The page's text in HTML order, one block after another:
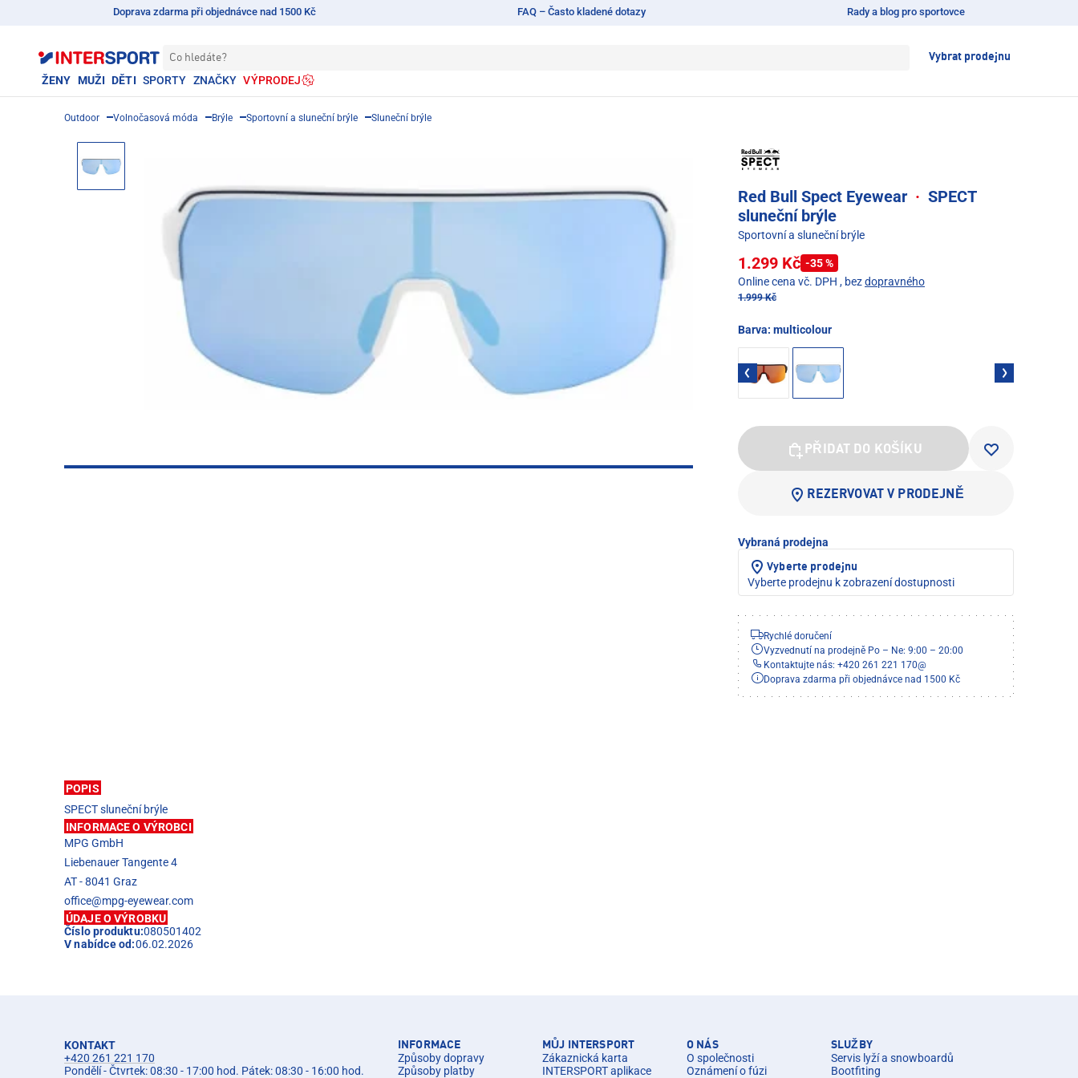
Doprava zdarma při objednávce nad 1500 Kč FAQ – Často kladené dotazy Rady a blog pro sportovce
Co hledáte? Vybrat prodejnu
ŽENY MUŽI DĚTI SPORTY ZNAČKY VÝPRODEJ
Outdoor Volnočasová móda Brýle Sportovní a sluneční brýle Sluneční brýle
Red Bull Spect Eyewear · SPECT
sluneční brýle
Sportovní a sluneční brýle
1.299 Kč -35 %
Online cena vč. DPH , bezdopravného
1.999 Kč
Barva: multicolour
PŘIDAT DO KOŠÍKU
REZERVOVAT V PRODEJNĚ
Vybraná prodejna
Vyberte prodejnu
Vyberte prodejnu k zobrazení dostupnosti
Rychlé doručení
Vyzvednutí na prodejně Po – Ne: 9:00 – 20:00
Kontaktujte nás: +420 261 221 170@
Doprava zdarma při objednávce nad 1500 Kč
POPIS
SPECT sluneční brýle
INFORMACE O VÝROBCI
MPG GmbH
Liebenauer Tangente 4
AT - 8041 Graz
office@mpg-eyewear.com
ÚDAJE O VÝROBKU
Číslo produktu:080501402
V nabídce od:06.02.2026
KONTAKT
+420 261 221 170
Pondělí - Čtvrtek: 08:30 - 17:00 hod. Pátek: 08:30 - 16:00 hod.
INFORMACE
Způsoby dopravy
Způsoby platby
MŮJ INTERSPORT
Zákaznická karta
INTERSPORT aplikace
O NÁS
O společnosti
Oznámení o fúzi
SLUŽBY
Servis lyží a snowboardů
Bootfiting